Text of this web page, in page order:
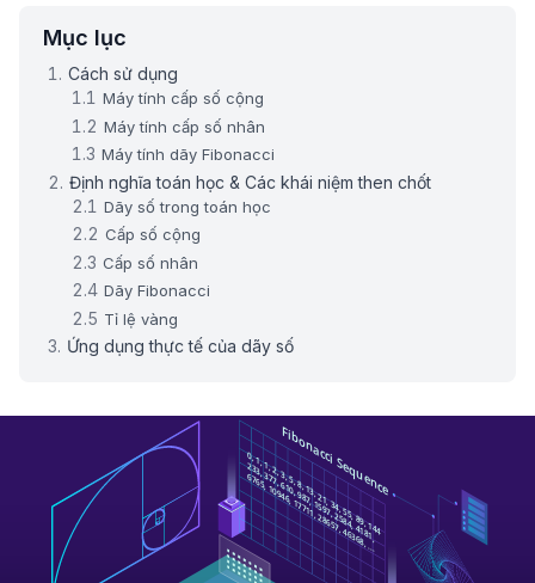
Mục lục
Cách sử dụng
Máy tính cấp số cộng
Máy tính cấp số nhân
Máy tính dãy Fibonacci
Định nghĩa toán học & Các khái niệm then chốt
Dãy số trong toán học
Cấp số cộng
Cấp số nhân
Dãy Fibonacci
Tỉ lệ vàng
Ứng dụng thực tế của dãy số